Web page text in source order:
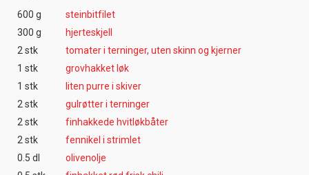
600 g
steinbitfilet
300 g
hjerteskjell
2 stk
tomater i terninger, uten skinn og kjerner
1 stk
grovhakket løk
1 stk
liten purre i skiver
2 stk
gulrøtter i terninger
2 stk
finhakkede hvitløkbåter
2 stk
fennikel i strimlet
0.5 dl
olivenolje